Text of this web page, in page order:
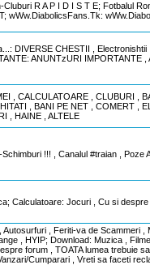
R A P I D I S T E; Fotbalul
wWw.DiabolicsFans.Tk:
DIVERSE CHESTII , Electronishtii
ANUNTzURI IMPORTANTE
, CALCULATOARE , CLUBURI ,
, BANI PE NET , COMERT ,
, HAINE , ALTELE
!!! , Canalul #traian , Poze
Calculatoare: Jocuri , Cu si
, Feriti-va de Scammeri
, HYIP; Download: Muzica ,
forum , TOATA lumea trebuie
Cumparari , Vreti sa faceti